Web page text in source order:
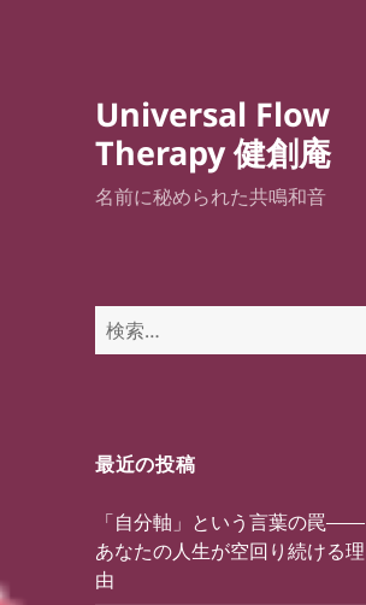
Universal Flow
Therapy 健創庵
名前に秘められた共鳴和音
検
索:
最近の投稿
「自分軸」という言葉の罠——
あなたの人生が空回り続ける理
由